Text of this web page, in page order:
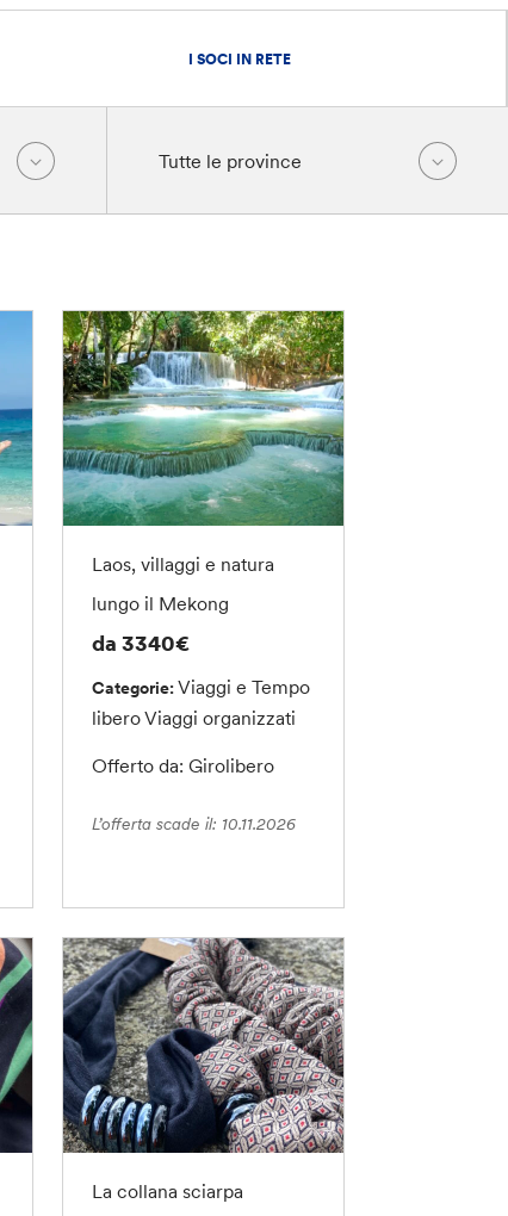
I SOCI IN RETE
Laos, villaggi e natura
lungo il Mekong
da 3340€
Categorie:Viaggi e Tempo
liberoViaggi organizzati
Offerto da: Girolibero
L’offerta scade il: 10.11.2026
La collana sciarpa